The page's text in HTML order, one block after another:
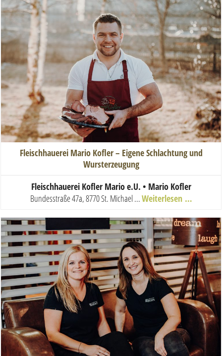
Fleischhauerei Mario Kofler – Eigene Schlachtung und
Wursterzeugung
Fleischhauerei Kofler Mario e.U. • Mario Kofler
Bundesstraße 47a, 8770 St. Michael...Weiterlesen …